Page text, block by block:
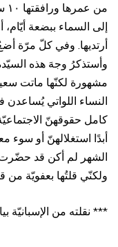
إلى السماء ببضعة
أرتديها. وفي كلّ مرّة أضعُ
وأستذكرُ وجهَ هذه
مشهورة لكنّها ماتت
النساء اللواتي
كامل حقوقهنّ
أبدًا استغلالهنّ أو سوء
الشهر لم أكن قد حضّرت
ولكنّي قلتُها بعفويّة من
*** نقلته من الإسبانيّة